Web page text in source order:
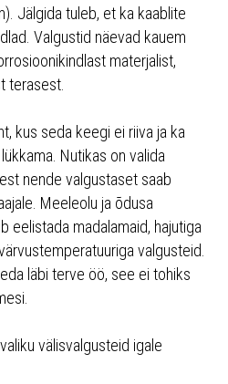
Jälgida tuleb, et ka kaablite
Valgustid näevad kauem
materjalist,
terasest.
kus seda keegi ei riiva ja ka
Nutikas on valida
nende valgustaset saab
Meeleolu ja õdusa
eelistada madalamaid, hajutiga
valgusteid.
läbi terve öö, see ei tohiks
välisvalgusteid igale